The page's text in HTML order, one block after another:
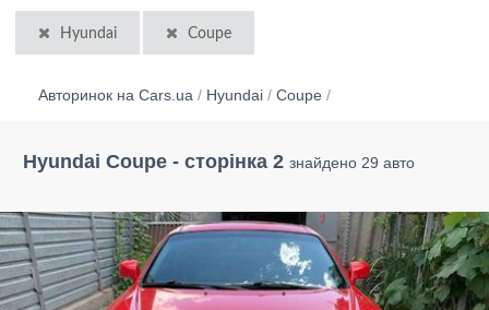
Hyundai Coupe
Авторинок на Cars.ua / Hyundai / Coupe /
Hyundai Coupe - сторінка 2 знайдено 29 авто